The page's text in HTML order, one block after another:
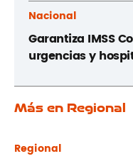
Nacional
Garantiza IMSS
urgencias y
Más en Regional
Regional